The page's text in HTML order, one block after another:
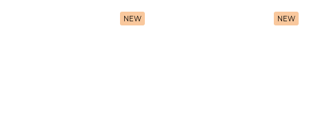
NEW NEW